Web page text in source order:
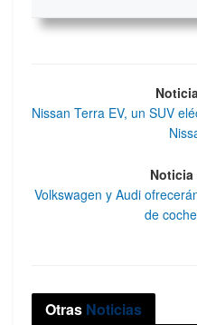
Nissan Terra EV, un SUV
Volkswagen y Audi
de
Otras Noticias